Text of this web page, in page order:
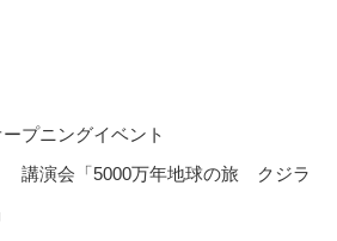
プニングイベント
講演会「5000万年地球の旅 クジラ